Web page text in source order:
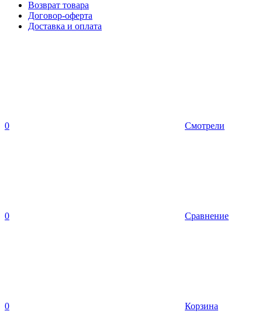
Возврат товара
Договор-оферта
Доставка и оплата
0 Смотрели
0 Сравнение
0 Корзина